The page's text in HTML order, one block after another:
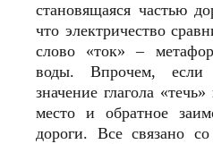
становящаяся частью
что электричество
слово «ток» –
воды. Впрочем, если
значение глагола
место и обратное
дороги. Все связано